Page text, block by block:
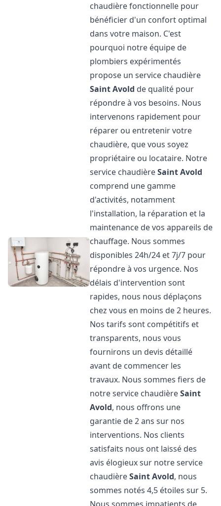
chaudière fonctionnelle pour
bénéficier d'un confort optimal
dans votre maison. C'est
pourquoi notre équipe de
plombiers expérimentés
propose un service chaudière
Saint Avold de qualité pour
répondre à vos besoins. Nous
intervenons rapidement pour
réparer ou entretenir votre
chaudière, que vous soyez
propriétaire ou locataire. Notre
service chaudièreSaint Avold
comprend une gamme
d'activités, notamment
l'installation, la réparation et la
maintenance de vos appareils de
chauffage. Nous sommes
disponibles 24h/24 et 7j/7 pour
répondre à vos urgence. Nos
délais d'intervention sont
rapides, nous nous déplaçons
chez vous en moins de 2 heures.
Nos tarifs sont compétitifs et
transparents, nous vous
fournirons un devis détaillé
avant de commencer les
travaux. Nous sommes fiers de
notre service chaudièreSaint
Avold, nous offrons une
garantie de 2 ans sur nos
interventions. Nos clients
satisfaits nous ont laissé des
avis élogieux sur notre service
chaudièreSaint Avold, nous
sommes notés 4,5 étoiles sur 5.